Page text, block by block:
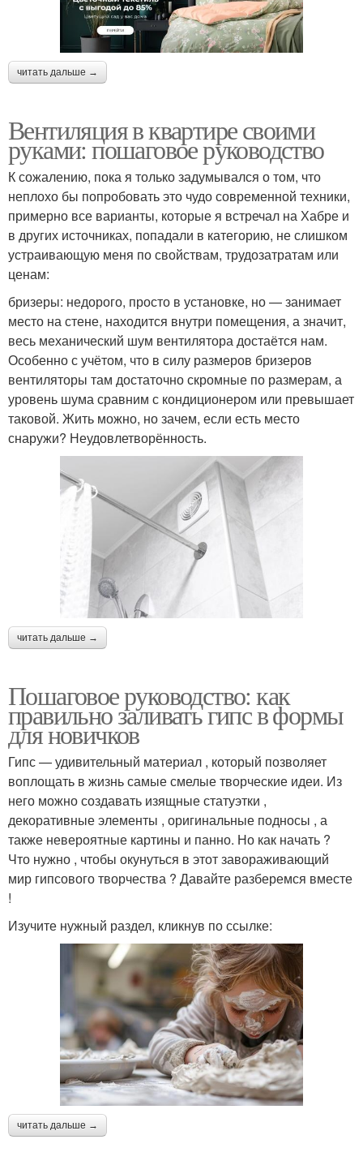
читать дальше →
Вентиляция в квартире своими
руками: пошаговое руководство
К сожалению, пока я только задумывался о том, что
неплохо бы попробовать это чудо современной техники,
примерно все варианты, которые я встречал на Хабре и
в других источниках, попадали в категорию, не слишком
устраивающую меня по свойствам, трудозатратам или
ценам:
бризеры: недорого, просто в установке, но — занимает
место на стене, находится внутри помещения, а значит,
весь механический шум вентилятора достаётся нам.
Особенно с учётом, что в силу размеров бризеров
вентиляторы там достаточно скромные по размерам, а
уровень шума сравним с кондиционером или превышает
таковой. Жить можно, но зачем, если есть место
снаружи? Неудовлетворённость.
читать дальше →
Пошаговое руководство: как
правильно заливать гипс в формы
для новичков
Гипс — удивительный материал , который позволяет
воплощать в жизнь самые смелые творческие идеи. Из
него можно создавать изящные статуэтки ,
декоративные элементы , оригинальные подносы , а
также невероятные картины и панно. Но как начать ?
Что нужно , чтобы окунуться в этот завораживающий
мир гипсового творчества ? Давайте разберемся вместе
!
Изучите нужный раздел, кликнув по ссылке:
читать дальше →